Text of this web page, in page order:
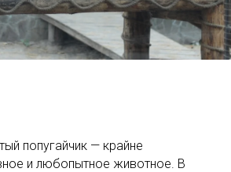
попугайчик — крайне
и любопытное животное. В